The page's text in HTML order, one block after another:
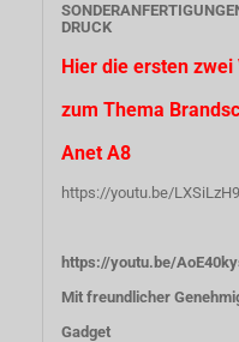
DRUCK
Hier die ersten zwei
zum Thema
Anet A8
https://youtu.be/
https://youtu.be/
Mit freundlicher
Gadget